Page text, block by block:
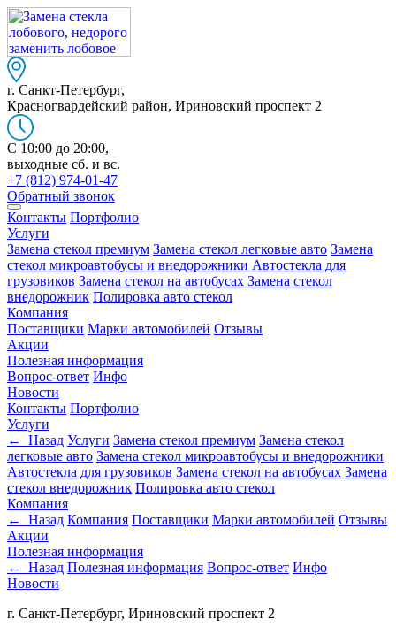
г. Санкт-Петербург,
Красногвардейский район, Ириновский проспект 2
C 10:00 до 20:00,
выходные сб. и вс.
+7 (812) 974-01-47
Обратный звонок
Контакты Портфолио
Услуги
Замена стекол премиум Замена стекол легковые авто Замена
стекол микроавтобусы и внедорожники Автостекла для
грузовиков Замена стекол на автобусах Замена стекол
внедорожник Полировка авто стекол
Компания
Поставщики Марки автомобилей Отзывы
Акции
Полезная информация
Вопрос-ответ Инфо
Новости
Контакты Портфолио
Услуги
← Назад Услуги Замена стекол премиум Замена стекол
легковые авто Замена стекол микроавтобусы и внедорожники
Автостекла для грузовиков Замена стекол на автобусах Замена
стекол внедорожник Полировка авто стекол
Компания
← Назад Компания Поставщики Марки автомобилей Отзывы
Акции
Полезная информация
← Назад Полезная информация Вопрос-ответ Инфо
Новости
г. Санкт-Петербург, Ириновский проспект 2